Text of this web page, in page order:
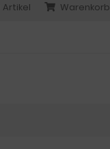
Warenkorb
Artikel